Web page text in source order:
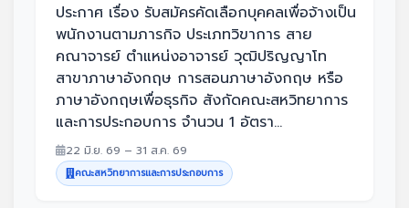
ประกาศ เรื่อง รับสมัครคัดเลือกบุคคลเพื่อจ้างเป็น
พนักงานตามภารกิจ ประเภทวิขาการ สาย
คณาจารย์ ตำแหน่งอาจารย์ วุฒิปริญญาโท
สาขาภาษาอังกฤษ การสอนภาษาอังกฤษ หรือ
ภาษาอังกฤษเพื่อธุรกิจ สังกัดคณะสหวิทยาการ
และการประกอบการ จำนวน 1 อัตรา...
22 มิ.ย. 69 – 31 ส.ค. 69
คณะสหวิทยาการและการประกอบการ